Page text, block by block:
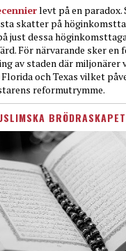
levt på en paradox.
skatter på
just dessa
För närvarande sker en
av staden där
och Texas vilket
reformutrymme.
BRÖDRASKAPET